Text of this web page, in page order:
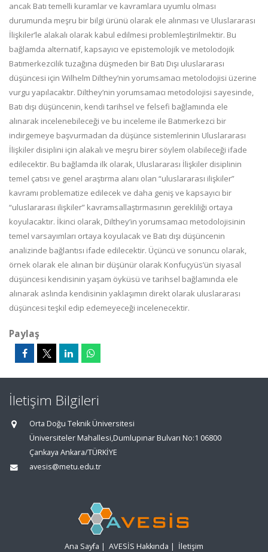
ancak Batı temelli kuramlar ve kavramlara uyumlu olması
durumunda meşru bir bilgi ürünü olarak ele alınması ve Uluslararası
İlişkiler’le alakalı olarak kabul edilmesi problemleştirilmektir. Bu
bağlamda alternatif, kapsayıcı ve epistemolojik ve metolodojik
Batımerkezcilik tuzağına düşmeden bir Batı Dışı uluslararası
düşüncesi için Wilhelm Dilthey’nin yorumsamacı metolodojisi üzerine
vurgu yapılacaktır. Dilthey’nin yorumsamacı metodolojisi sayesinde,
Batı dışı düşüncenin, kendi tarihsel ve felsefi bağlamında ele
alınarak incelenebileceği ve bu inceleme ile Batımerkezci bir
indirgemeye başvurmadan da düşünce sistemlerinin Uluslararası
İlişkiler disiplini için alakalı ve meşru birer söylem olabileceği ifade
edilecektir. Bu bağlamda ilk olarak, Uluslararası İlişkiler disiplinin
temel çatısı ve genel araştırma alanı olan “uluslararası ilişkiler”
kavramı problematize edilecek ve daha geniş ve kapsayıcı bir
“uluslararası ilişkiler” kavramsallaştırmasının gerekliliği ortaya
koyulacaktır. İkinci olarak, Dilthey’in yorumsamacı metodolojisinin
temel varsayımları ortaya koyulacak ve Batı dışı düşüncenin
analizinde bağlantısı ifade edilecektir. Üçüncü ve sonuncu olarak,
örnek olarak ele alınan bir düşünür olarak Konfuçyüs’ün siyasal
düşüncesi kendisinin yaşam öyküsü ve tarihsel bağlamında ele
alınarak aslında kendisinin yaklaşımın direkt olarak uluslararası
düşüncesi teşkil edip edemeyeceği incelenecektir.
Paylaş
İletişim Bilgileri
Orta Doğu Teknik Üniversitesi
Üniversiteler Mahallesi,Dumlupınar Bulvarı No:1 06800
Çankaya Ankara/TÜRKİYE
avesis@metu.edu.tr
Ana Sayfa | AVESİS Hakkında | İletişim